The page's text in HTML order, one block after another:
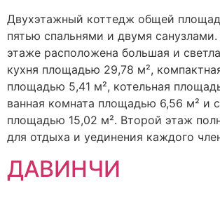
Двухэтажный коттедж общей
пятью спальнями и двумя
этаже расположена большая и
кухня площадью 29,78 м²,
площадью 5,41 м², котельная
ванная комната площадью 6,56 м² и
площадью 15,02 м². Второй этаж
для отдыха и уединения каждого
ДАВИНЧИ